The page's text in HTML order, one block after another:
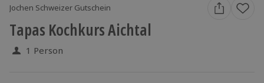
Jochen Schweizer Gutschein
Tapas Kochkurs Aichtal
1 Person